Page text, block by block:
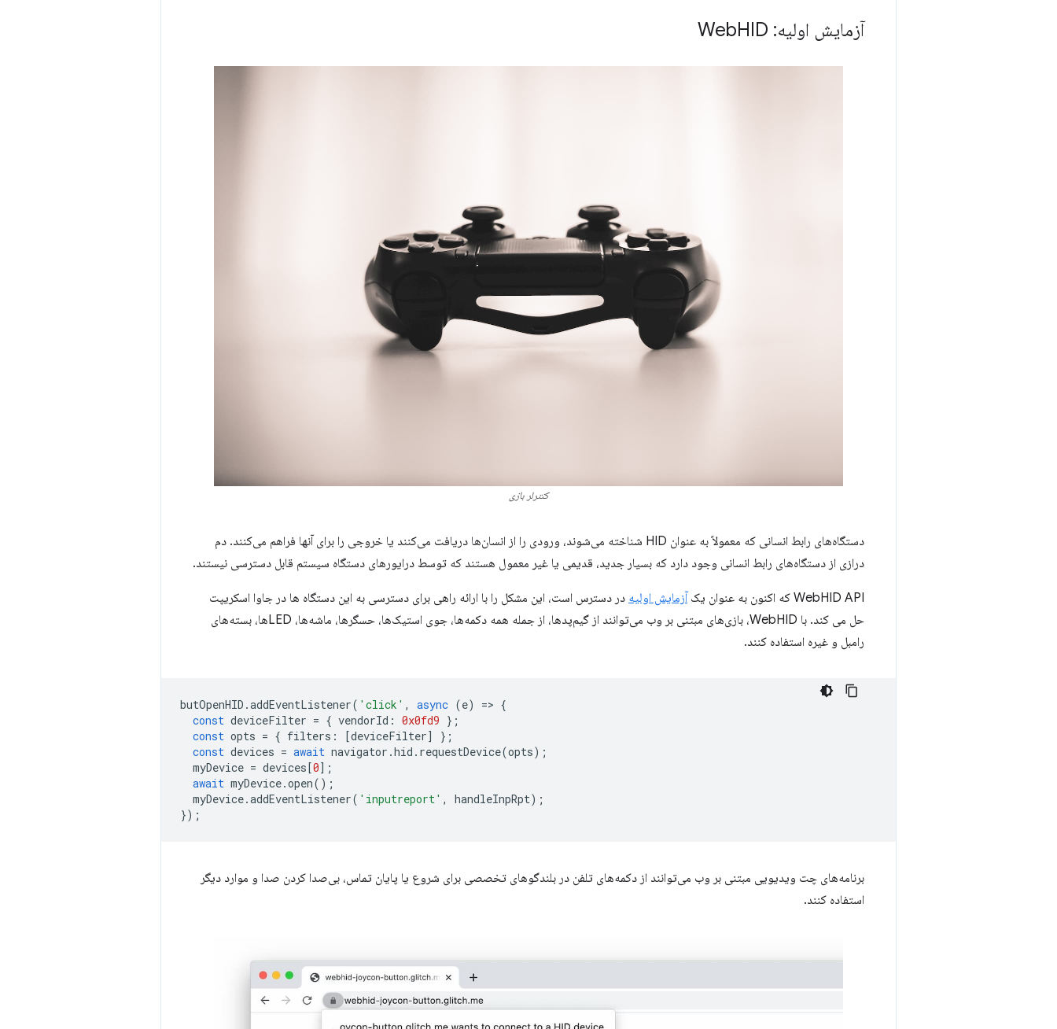
آزمایش اولیه: Web HID
کنترلر بازی
دستگاه‌های رابط انسانی که معمولاً به عنوان HID شناخته می‌شوند، ورودی را از انسان‌ها دریافت می‌کنند یا خروجی را برای آنها فراهم می‌کنند. دم
درازی از دستگاه‌های رابط انسانی وجود دارد که بسیار جدید، قدیمی یا غیر معمول هستند که توسط درایورهای دستگاه سیستم قابل دسترسی نیستند.
WebHID API که اکنون به عنوان یک آزمایش اولیه در دسترس است، این مشکل را با ارائه راهی برای دسترسی به این دستگاه ها در جاوا اسکریپت
حل می کند. با WebHID، بازی‌های مبتنی بر وب می‌توانند از گیم‌پدها، از جمله همه دکمه‌ها، جوی استیک‌ها، حسگرها، ماشه‌ها، LED‌ها، بسته‌های
رامبل و غیره استفاده کنند.
butOpenHID .addEventListener( 'click' , async (e) => {
const deviceFilter = { vendorId : 0x0fd9 };
const opts = { filters : [deviceFilter]
};
const devices = await navigator .hid . requestDevice(opts);
myDevice = devices[0];
await myDevice.open();
myDevice.addEventListener( 'inputreport' , handleInpRpt);
});
برنامه‌های چت ویدیویی مبتنی بر وب می‌توانند از دکمه‌های تلفن در بلندگوهای تخصصی برای شروع یا پایان تماس، بی‌صدا کردن صدا و موارد دیگر
استفاده کنند.